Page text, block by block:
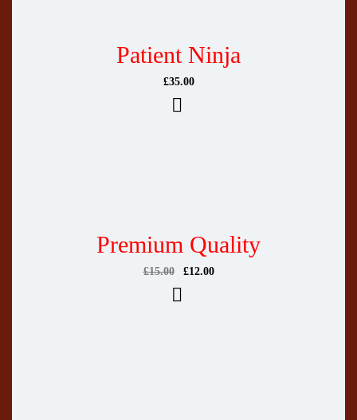
Patient Ninja
£35.00
Premium Quality
£15.00 £12.00